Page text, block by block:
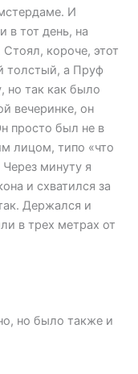
И
в тот день, на
короче, этот
толстый, а Пруф
но так как было
вечеринке, он
просто был не в
лицом, типо «что
минуту я
и схватился за
Держался и
в трех метрах от
но было также и